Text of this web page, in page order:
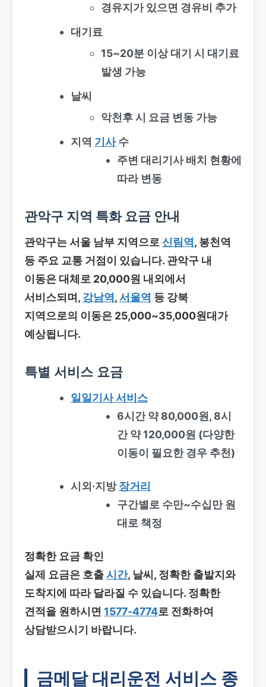
경유지가 있으면 경유비 추가
대기료
15~20분 이상 대기 시 대기료
발생 가능
날씨
악천후 시 요금 변동 가능
지역 기사수
주변 대리기사 배치 현황에
따라 변동
관악구 지역 특화 요금 안내
관악구는 서울 남부 지역으로 신림역, 봉천역
등 주요 교통 거점이 있습니다. 관악구 내
이동은 대체로 20,000원 내외에서
서비스되며, 강남역,서울역 등 강북
지역으로의 이동은 25,000~35,000원대가
예상됩니다.
특별 서비스 요금
일일기사 서비스
6시간 약 80,000원, 8시
간 약 120,000원 (다양한
이동이 필요한 경우 추천)
시외·지방장거리
구간별로 수만~수십만 원
대로 책정
정확한 요금 확인
실제 요금은 호출시간, 날씨, 정확한 출발지와
도착지에 따라 달라질 수 있습니다. 정확한
견적을 원하시면 1577-4774로 전화하여
상담받으시기 바랍니다.
금메달 대리운전 서비스 종